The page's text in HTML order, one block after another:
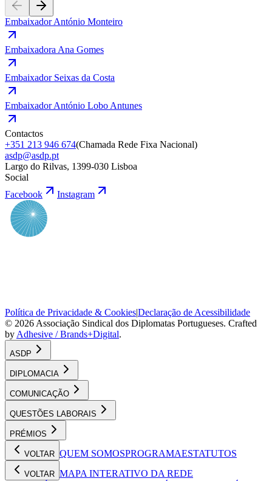
Embaixador António Monteiro
Embaixadora Ana Gomes
Embaixador Seixas da Costa
Embaixador António Lobo Antunes
Contactos
+351 213 946 674(Chamada Rede Fixa Nacional)
asdp@asdp.pt
Largo do Rilvas, 1399-030 Lisboa
Social
Facebook
Instagram
Política de Privacidade & Cookies|Declaração de Acessibilidade
© 2026 Associação Sindical dos Diplomatas Portugueses. Crafted
by Adhesive / Brands+Digital.
ASDP
DIPLOMACIA
COMUNICAÇÃO
QUESTÕES LABORAIS
PRÉMIOS
VOLTAR QUEM SOMOSPROGRAMAESTATUTOS
VOLTAR MAPA INTERATIVO DA REDE